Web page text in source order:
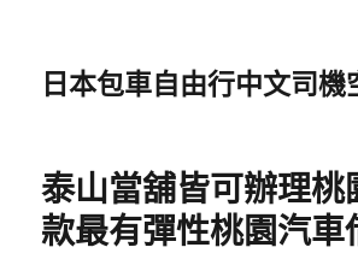
日本包車自由行中文司機
泰山當舖皆可辦理桃
款最有彈性桃園汽車